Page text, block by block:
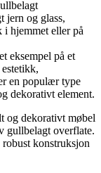
jern og glass,
hjemmet eller på
eksempel på et
en populær type
dekorativt element.
og dekorativt møbel
gullbelagt overflate.
konstruksjon